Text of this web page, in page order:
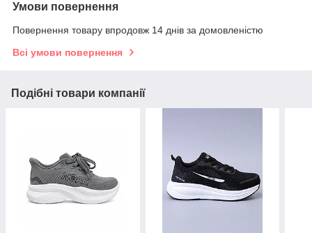
Умови повернення
Повернення товару впродовж 14 днів за домовленістю
Всі умови повернення
Подібні товари компанії